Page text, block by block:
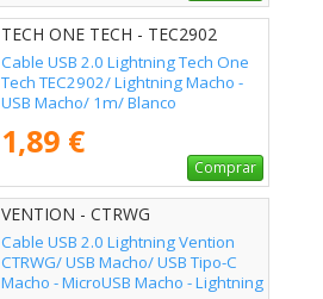
TECH ONE TECH - TEC2902
Cable USB 2.0 Lightning Tech One
Tech TEC2902/ Lightning Macho -
USB Macho/ 1m/ Blanco
1,89 €
Comprar
VENTION - CTRWG
Cable USB 2.0 Lightning Vention
CTRWG/ USB Macho/ USB Tipo-C
Macho - MicroUSB Macho - Lightning